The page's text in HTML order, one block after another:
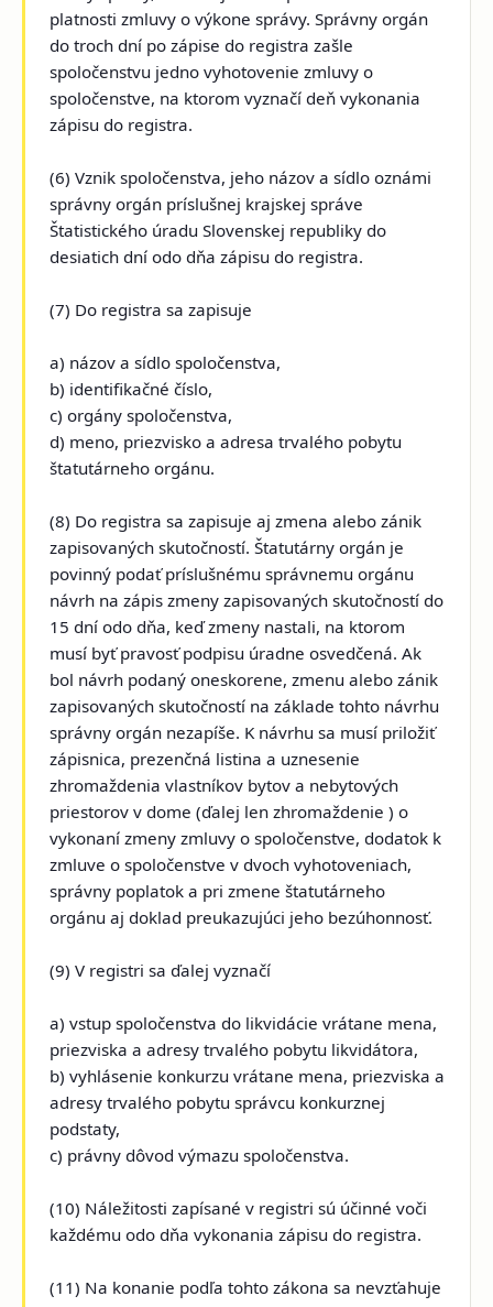
platnosti zmluvy o výkone správy. Správny orgán
do troch dní po zápise do registra zašle
spoločenstvu jedno vyhotovenie zmluvy o
spoločenstve, na ktorom vyznačí deň vykonania
zápisu do registra.
(6) Vznik spoločenstva, jeho názov a sídlo oznámi
správny orgán príslušnej krajskej správe
Štatistického úradu Slovenskej republiky do
desiatich dní odo dňa zápisu do registra.
(7) Do registra sa zapisuje
a) názov a sídlo spoločenstva,
b) identifikačné číslo,
c) orgány spoločenstva,
d) meno, priezvisko a adresa trvalého pobytu
štatutárneho orgánu.
(8) Do registra sa zapisuje aj zmena alebo zánik
zapisovaných skutočností. Štatutárny orgán je
povinný podať príslušnému správnemu orgánu
návrh na zápis zmeny zapisovaných skutočností do
15 dní odo dňa, keď zmeny nastali, na ktorom
musí byť pravosť podpisu úradne osvedčená. Ak
bol návrh podaný oneskorene, zmenu alebo zánik
zapisovaných skutočností na základe tohto návrhu
správny orgán nezapíše. K návrhu sa musí priložiť
zápisnica, prezenčná listina a uznesenie
zhromaždenia vlastníkov bytov a nebytových
priestorov v dome (ďalej len zhromaždenie ) o
vykonaní zmeny zmluvy o spoločenstve, dodatok k
zmluve o spoločenstve v dvoch vyhotoveniach,
správny poplatok a pri zmene štatutárneho
orgánu aj doklad preukazujúci jeho bezúhonnosť.
(9) V registri sa ďalej vyznačí
a) vstup spoločenstva do likvidácie vrátane mena,
priezviska a adresy trvalého pobytu likvidátora,
b) vyhlásenie konkurzu vrátane mena, priezviska a
adresy trvalého pobytu správcu konkurznej
podstaty,
c) právny dôvod výmazu spoločenstva.
(10) Náležitosti zapísané v registri sú účinné voči
každému odo dňa vykonania zápisu do registra.
(11) Na konanie podľa tohto zákona sa nevzťahuje